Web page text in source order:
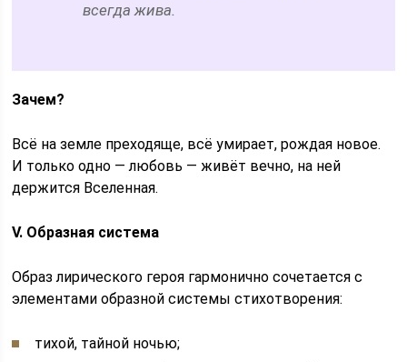
всегда жива.
Зачем?
Всё на земле преходяще, всё умирает, рождая новое.
И только одно — любовь — живёт вечно, на ней
держится Вселенная.
V. Образная система
Образ лирического героя гармонично сочетается с
элементами образной системы стихотворения:
тихой, тайной ночью;